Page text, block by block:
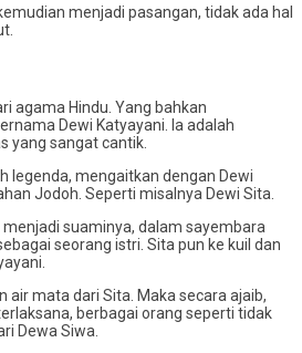
menjadi pasangan, tidak ada hal
agama Hindu. Yang bahkan
Dewi Katyayani. Ia adalah
yang sangat cantik.
legenda, mengaitkan dengan Dewi
Jodoh. Seperti misalnya Dewi Sita.
suaminya, dalam sayembara
seorang istri. Sita pun ke kuil dan
air mata dari Sita. Maka secara ajaib,
berbagai orang seperti tidak
Dewa Siwa.